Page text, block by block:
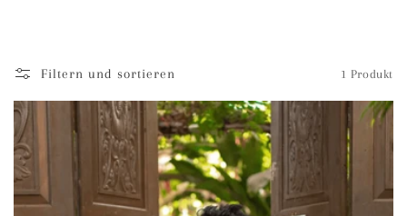
e
g
o
Filtern und sortieren 1 Produkt